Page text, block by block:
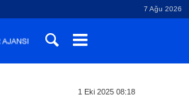
7 Ağu 2026
1 Eki 2025 08:18